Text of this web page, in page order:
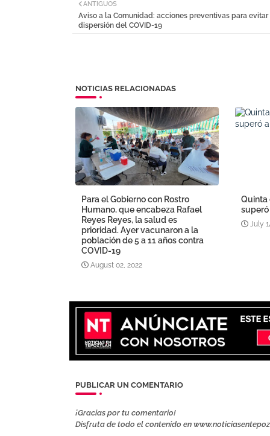
ANTIGUOS
Aviso a la Comunidad: acciones preventivas para evitar
dispersión del COVID-19
NOTICIAS RELACIONADAS
Para el Gobierno con Rostro
Humano, que encabeza Rafael
Reyes Reyes, la salud es
prioridad. Ayer vacunaron a la
población de 5 a 11 años contra
COVID-19
August 02, 2022
Quinta
superó
July
PUBLICAR UN COMENTARIO
¡Gracias por tu comentario!
Disfruta de todo el contenido en